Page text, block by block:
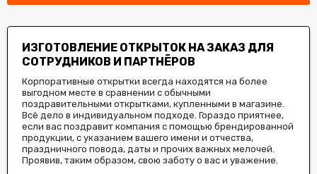
ИЗГОТОВЛЕНИЕ ОТКРЫТОК НА ЗАКАЗ ДЛЯ
СОТРУДНИКОВ И ПАРТНЁРОВ
Корпоративные открытки всегда находятся на более
выгодном месте в сравнении с обычными
поздравительными открытками, купленными в магазине.
Всё дело в индивидуальном подходе. Гораздо приятнее,
если вас поздравит компания с помощью брендированной
продукции, с указанием вашего имени и отчества,
праздничного повода, даты и прочих важных мелочей.
Проявив, таким образом, свою заботу о вас и уважение.